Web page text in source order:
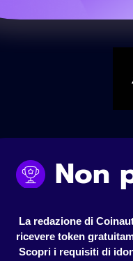
Non
La redazione di
ricevere token